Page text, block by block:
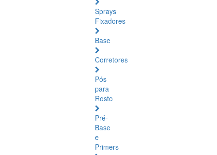
Sprays
Fixadores
Base
Corretores
Pós
para
Rosto
Pré-
Base
e
Primers